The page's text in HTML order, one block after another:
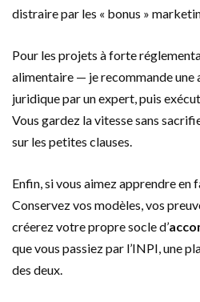
distraire par les « bonus »
Pour les projets à forte
alimentaire — je recommande une
juridique par un expert, puis
Vous gardez la vitesse sans
sur les petites clauses.
Enfin, si vous aimez apprendre
Conservez vos modèles, vos
créerez votre propre socle d’
que vous passiez par l’INPI, une
des deux.